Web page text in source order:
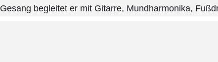
begleitet er mit Gitarre, Mundharmonika,